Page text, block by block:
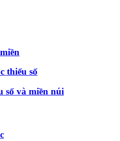
thiểu số
số và miền núi